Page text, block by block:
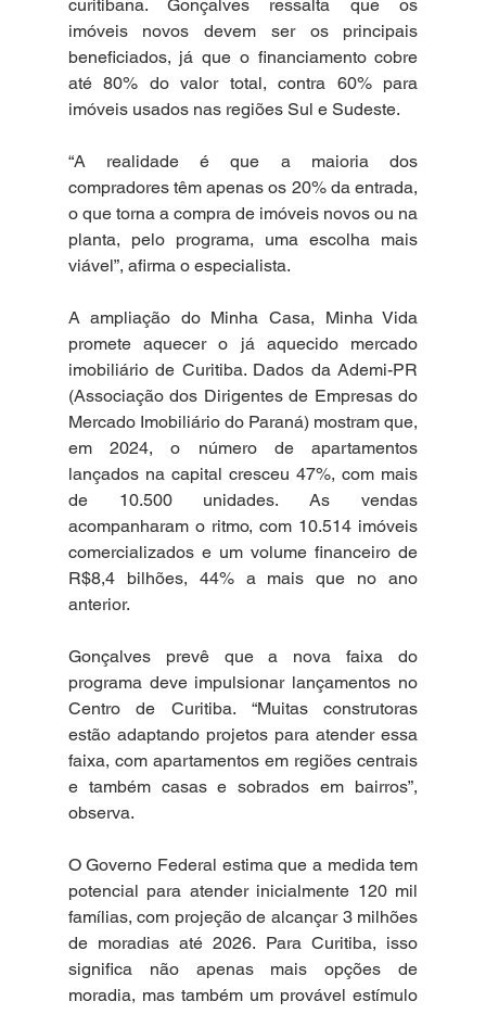
curitibana. Gonçalves ressalta que os
imóveis novos devem ser os principais
beneficiados, já que o financiamento cobre
até 80% do valor total, contra 60% para
imóveis usados nas regiões Sul e Sudeste.
“A realidade é que a maioria dos
compradores têm apenas os 20% da entrada,
o que torna a compra de imóveis novos ou na
planta, pelo programa, uma escolha mais
viável”, afirma o especialista.
A ampliação do Minha Casa, Minha Vida
promete aquecer o já aquecido mercado
imobiliário de Curitiba. Dados da Ademi-PR
(Associação dos Dirigentes de Empresas do
Mercado Imobiliário do Paraná) mostram que,
em 2024, o número de apartamentos
lançados na capital cresceu 47%, com mais
de 10.500 unidades. As vendas
acompanharam o ritmo, com 10.514 imóveis
comercializados e um volume financeiro de
R$8,4 bilhões, 44% a mais que no ano
anterior.
Gonçalves prevê que a nova faixa do
programa deve impulsionar lançamentos no
Centro de Curitiba. “Muitas construtoras
estão adaptando projetos para atender essa
faixa, com apartamentos em regiões centrais
e também casas e sobrados em bairros”,
observa.
O Governo Federal estima que a medida tem
potencial para atender inicialmente 120 mil
famílias, com projeção de alcançar 3 milhões
de moradias até 2026. Para Curitiba, isso
significa não apenas mais opções de
moradia, mas também um provável estímulo